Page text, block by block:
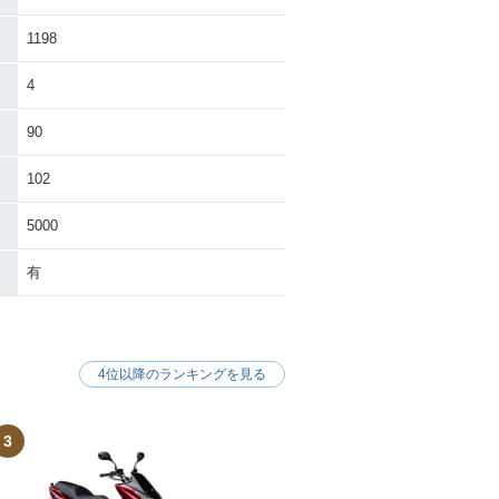
1198
4
90
102
5000
有
3
4位以降のランキングを見る